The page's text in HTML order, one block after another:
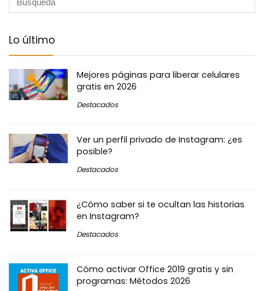
Lo último
Mejores páginas para liberar celulares
gratis en 2026
Destacados
Ver un perfil privado de Instagram: ¿es
posible?
Destacados
¿Cómo saber si te ocultan las historias
en Instagram?
Destacados
Cómo activar Office 2019 gratis y sin
programas: Métodos 2026